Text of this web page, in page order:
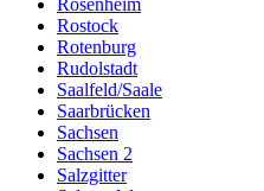
Rosenheim
Rostock
Rotenburg
Rudolstadt
Saalfeld/Saale
Saarbrücken
Sachsen
Sachsen 2
Salzgitter